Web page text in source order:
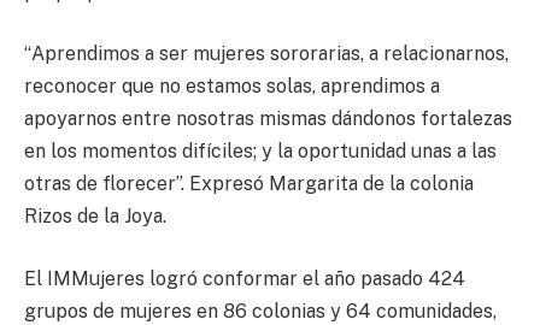
“Aprendimos a ser mujeres sororarias, a relacionarnos,
reconocer que no estamos solas, aprendimos a
apoyarnos entre nosotras mismas dándonos fortalezas
en los momentos difíciles; y la oportunidad unas a las
otras de florecer”. Expresó Margarita de la colonia
Rizos de la Joya.
El IMMujeres logró conformar el año pasado 424
grupos de mujeres en 86 colonias y 64 comunidades,